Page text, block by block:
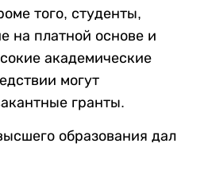
того, студенты,
на платной основе и
академические
могут
гранты.
образования дал